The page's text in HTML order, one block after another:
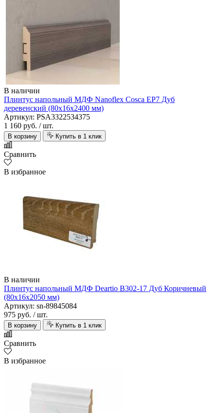
В наличии
Плинтус напольный МДФ Nanoflex Cosca EP7 Дуб
деревенский (80x16х2400 мм)
Артикул: PSA3322534375
1 160 руб. / шт.
В корзину Купить в 1 клик
Сравнить
В избранное
В наличии
Плинтус напольный МДФ Deartio B302-17 Дуб Коричневый
(80х16х2050 мм)
Артикул: sn-89845084
975 руб. / шт.
В корзину Купить в 1 клик
Сравнить
В избранное